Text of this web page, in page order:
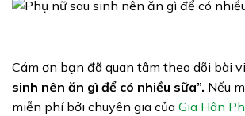
Cám ơn bạn đã quan tâm theo dõi bài
sinh nên ăn gì để có nhiều sữa”. Nếu
miễn phí bởi chuyên gia của Gia Hân